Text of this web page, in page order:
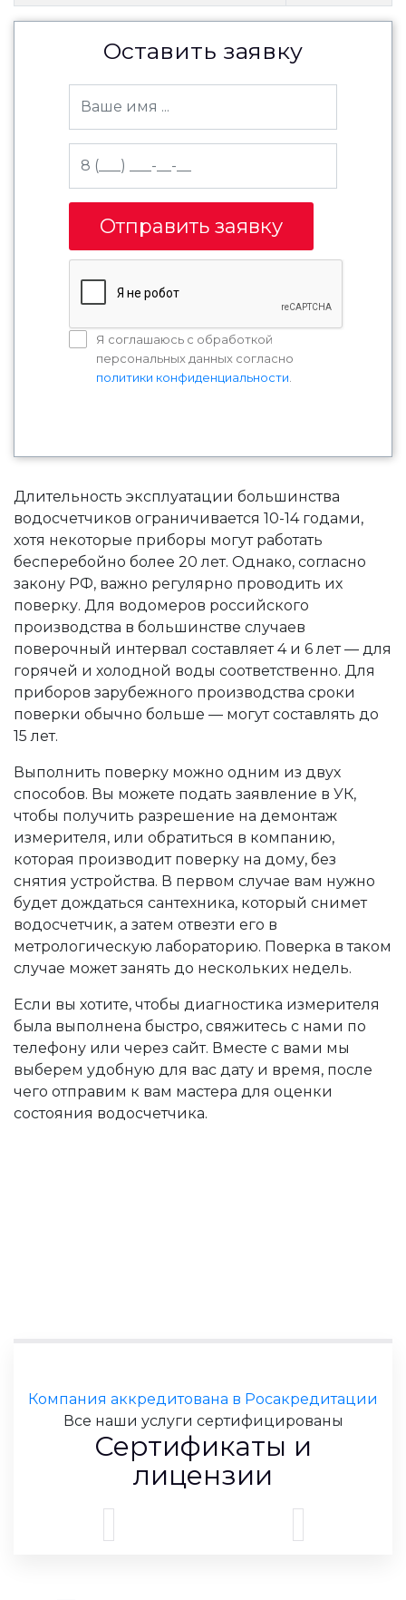
Оставить заявку
Отправить заявку
Я соглашаюсь с обработкой
персональных данных согласно
политики конфиденциальности
Длительность эксплуатации большинства
водосчетчиков ограничивается 10-14 годами,
хотя некоторые приборы могут работать
бесперебойно более 20 лет. Однако, согласно
закону РФ, важно регулярно проводить их
поверку. Для водомеров российского
производства в большинстве случаев
поверочный интервал составляет 4 и 6 лет — для
горячей и холодной воды соответственно. Для
приборов зарубежного производства сроки
поверки обычно больше — могут составлять до
15 лет.
Выполнить поверку можно одним из двух
способов. Вы можете подать заявление в УК,
чтобы получить разрешение на демонтаж
измерителя, или обратиться в компанию,
которая производит поверку на дому, без
снятия устройства. В первом случае вам нужно
будет дождаться сантехника, который снимет
водосчетчик, а затем отвезти его в
метрологическую лабораторию. Поверка в таком
случае может занять до нескольких недель.
Если вы хотите, чтобы диагностика измерителя
была выполнена быстро, свяжитесь с нами по
телефону или через сайт. Вместе с вами мы
выберем удобную для вас дату и время, после
чего отправим к вам мастера для оценки
состояния водосчетчика.
Компания аккредитована в Росакредитации
Все наши услуги сертифицированы
Сертификаты и
лицензии